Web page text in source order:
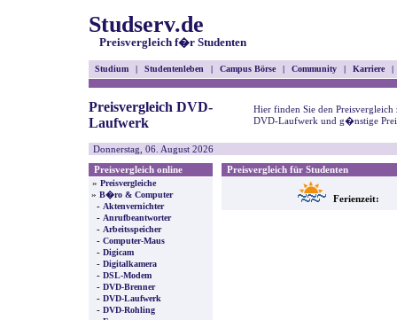
Studserv.de
Preisvergleich f�r Studenten
Studium | Studentenleben | Campus Börse | Community | Karriere |
Preisvergleich DVD-
Laufwerk
Hier finden Sie den Preisvergleich
DVD-Laufwerk und g�nstige
Donnerstag, 06. August 2026
Preisvergleich online
» Preisvergleiche
» B�ro & Computer
- Aktenvernichter
- Anrufbeantworter
- Arbeitsspeicher
- Computer-Maus
- Digicam
- Digitalkamera
- DSL-Modem
- DVD-Brenner
- DVD-Laufwerk
- DVD-Rohling
Preisvergleich für Studenten
Ferienzeit: